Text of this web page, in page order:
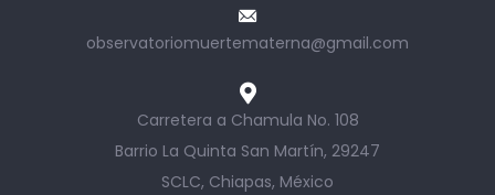
observatoriomuertematerna@gmail.com
Carretera a Chamula No. 108
Barrio La Quinta San Martín, 29247
SCLC, Chiapas, México